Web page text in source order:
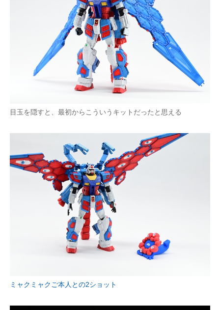
目玉を隠すと、最初からこういうキットだったと思える
ミャクミャクご本人との2ショット